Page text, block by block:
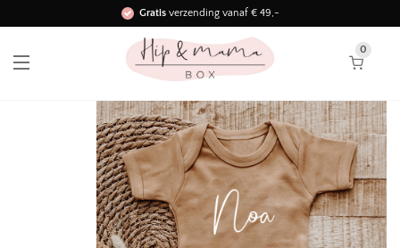
Gratisverzending vanaf € 49,-
Binnen 3 werkdagen in huis!
0